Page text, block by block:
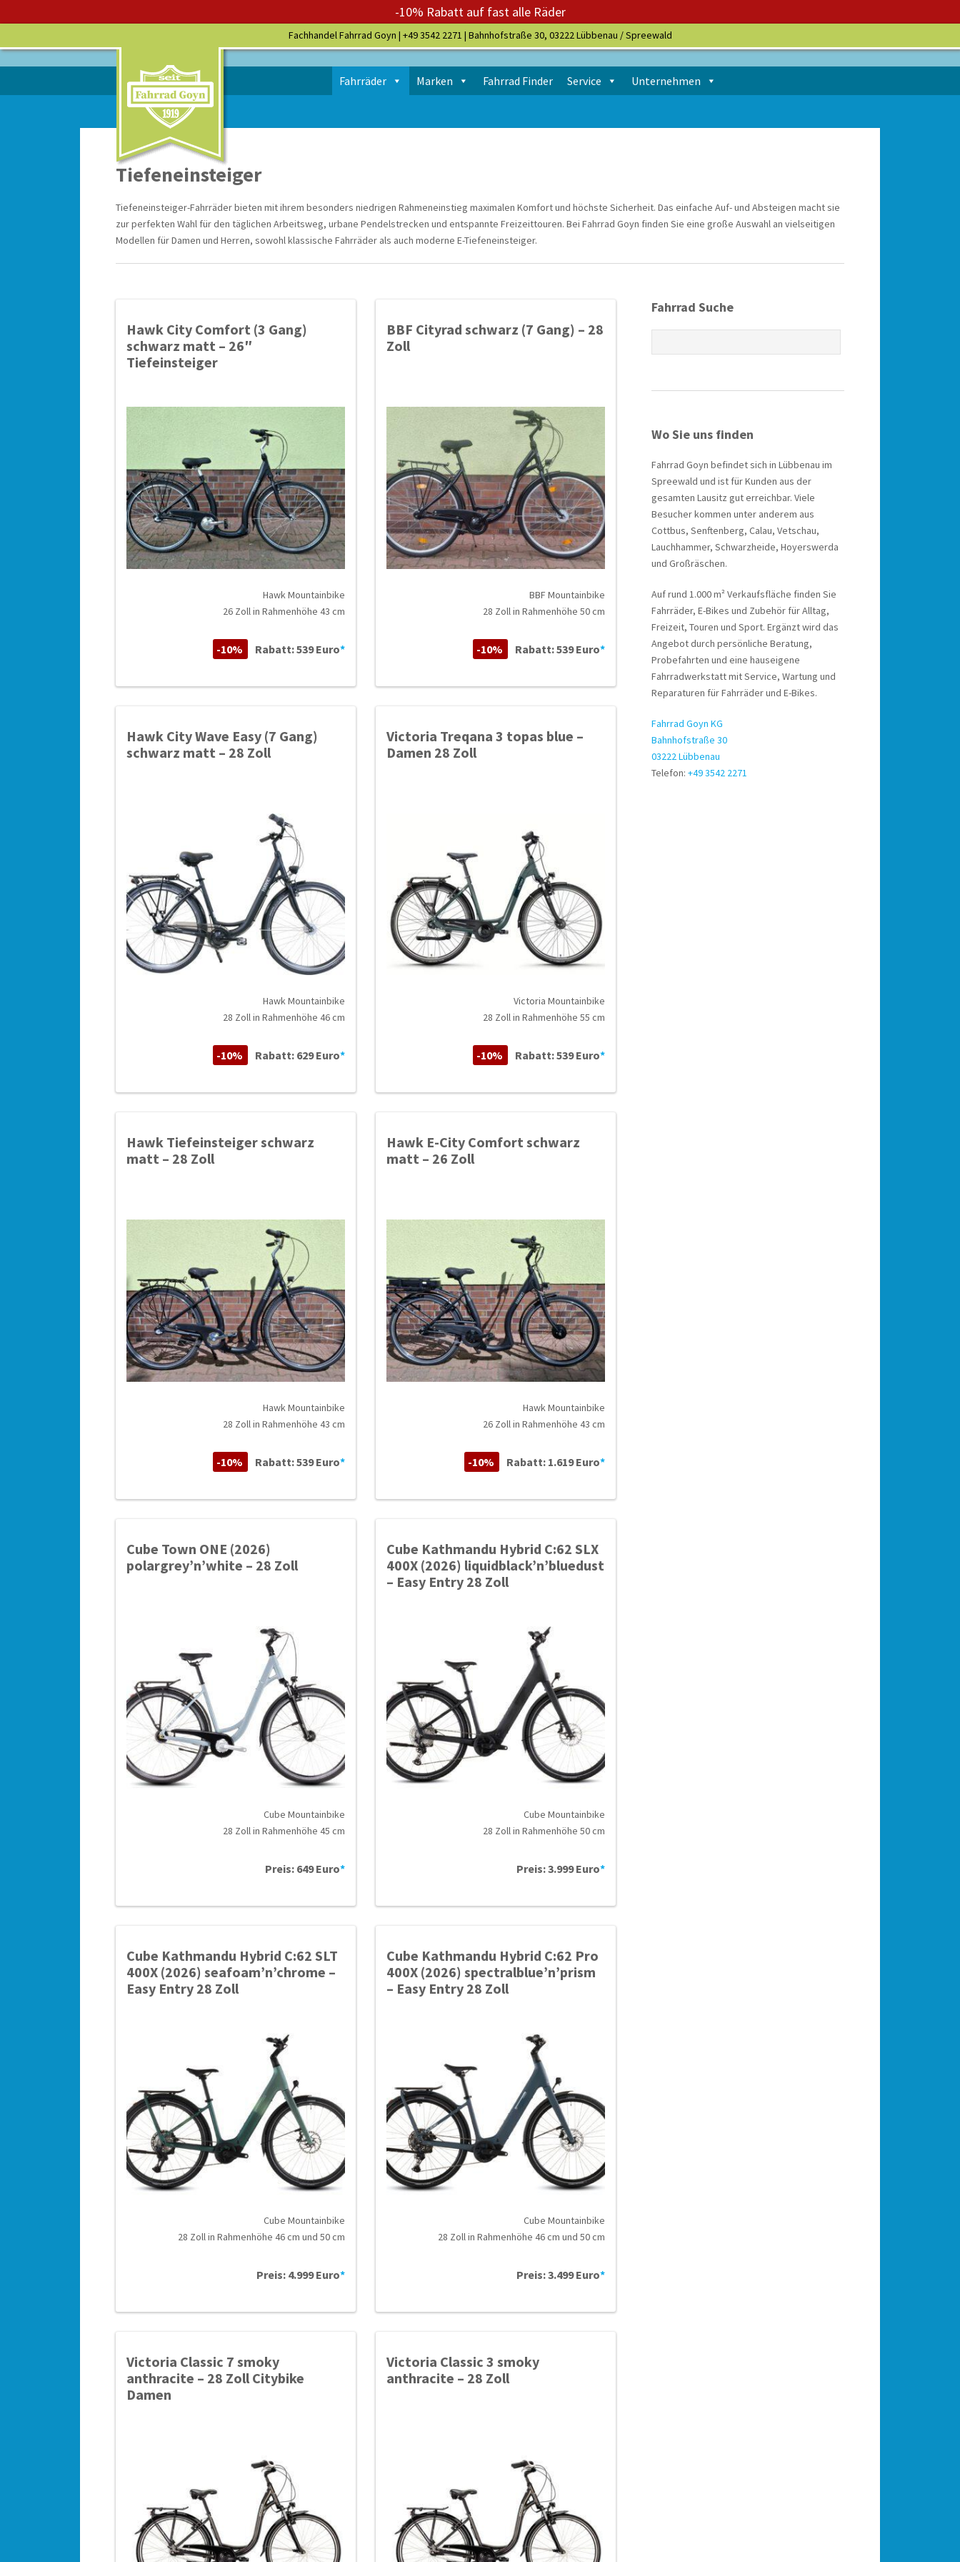
-10% Rabatt auf fast alle Räder
Fachhandel Fahrrad Goyn | +49 3542 2271 | Bahnhofstraße 30, 03222 Lübbenau / Spreewald
Fahrräder Marken Fahrrad Finder Service Unternehmen
Tiefeneinsteiger
Tiefeneinsteiger-Fahrräder bieten mit ihrem besonders niedrigen Rahmeneinstieg maximalen Komfort und höchste Sicherheit. Das einfache Auf- und Absteigen macht sie
zur perfekten Wahl für den täglichen Arbeitsweg, urbane Pendelstrecken und entspannte Freizeittouren. Bei Fahrrad Goyn finden Sie eine große Auswahl an vielseitigen
Modellen für Damen und Herren, sowohl klassische Fahrräder als auch moderne E-Tiefeneinsteiger.
Hawk City Comfort (3 Gang)
schwarz matt – 26″
Tiefeinsteiger
Hawk Mountainbike
26 Zoll in Rahmenhöhe 43 cm
-10% Rabatt: 539 Euro*
BBF Cityrad schwarz (7 Gang) – 28
Zoll
BBF Mountainbike
28 Zoll in Rahmenhöhe 50 cm
-10% Rabatt: 539 Euro*
Hawk City Wave Easy (7 Gang)
schwarz matt – 28 Zoll
Hawk Mountainbike
28 Zoll in Rahmenhöhe 46 cm
-10% Rabatt: 629 Euro*
Victoria Treqana 3 topas blue –
Damen 28 Zoll
Victoria Mountainbike
28 Zoll in Rahmenhöhe 55 cm
-10% Rabatt: 539 Euro*
Hawk Tiefeinsteiger schwarz
matt – 28 Zoll
Hawk Mountainbike
28 Zoll in Rahmenhöhe 43 cm
-10% Rabatt: 539 Euro*
Hawk E-City Comfort schwarz
matt – 26 Zoll
Hawk Mountainbike
26 Zoll in Rahmenhöhe 43 cm
-10% Rabatt: 1.619 Euro*
Cube Town ONE (2026)
polargrey’n’white – 28 Zoll
Cube Mountainbike
28 Zoll in Rahmenhöhe 45 cm
Preis: 649 Euro*
Cube Kathmandu Hybrid C:62 SLX
400X (2026) liquidblack’n’bluedust
– Easy Entry 28 Zoll
Cube Mountainbike
28 Zoll in Rahmenhöhe 50 cm
Preis: 3.999 Euro*
Cube Kathmandu Hybrid C:62 SLT
400X (2026) seafoam’n’chrome –
Easy Entry 28 Zoll
Cube Mountainbike
28 Zoll in Rahmenhöhe 46 cm und 50 cm
Preis: 4.999 Euro*
Cube Kathmandu Hybrid C:62 Pro
400X (2026) spectralblue’n’prism
– Easy Entry 28 Zoll
Cube Mountainbike
28 Zoll in Rahmenhöhe 46 cm und 50 cm
Preis: 3.499 Euro*
Victoria Classic 7 smoky
anthracite – 28 Zoll Citybike
Damen
Victoria Classic 3 smoky
anthracite – 28 Zoll
Fahrrad Suche
Wo Sie uns finden
Fahrrad Goyn befindet sich in Lübbenau im
Spreewald und ist für Kunden aus der
gesamten Lausitz gut erreichbar. Viele
Besucher kommen unter anderem aus
Cottbus, Senftenberg, Calau, Vetschau,
Lauchhammer, Schwarzheide, Hoyerswerda
und Großräschen.
Auf rund 1.000 m² Verkaufsfläche finden Sie
Fahrräder, E-Bikes und Zubehör für Alltag,
Freizeit, Touren und Sport. Ergänzt wird das
Angebot durch persönliche Beratung,
Probefahrten und eine hauseigene
Fahrradwerkstatt mit Service, Wartung und
Reparaturen für Fahrräder und E-Bikes.
Fahrrad Goyn KG
Bahnhofstraße 30
03222 Lübbenau
Telefon: +49 3542 2271